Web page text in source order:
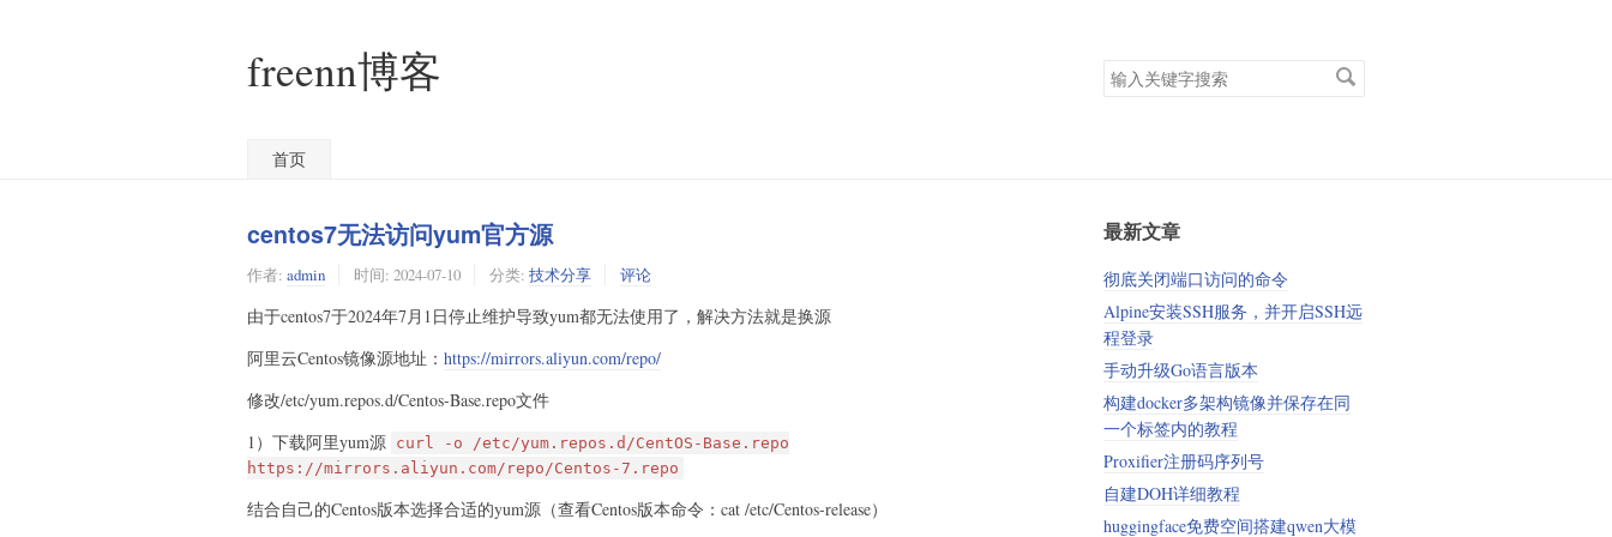
freenn博客
搜
索
首页
centos7无法访问yum官方源
作者: admin 时间: 2024-07-10 分类: 技术分享 评论
由于centos7于2024年7月1日停止维护导致yum都无法使用了，解决方法就是换源
阿里云Centos镜像源地址： https://mirrors.aliyun.com/repo/
修改/etc/yum.repos.d/Centos-Base.repo文件
1）下载阿里yum源 curl -o /etc/yum.repos.d/CentOS-Base.repo
https://mirrors.aliyun.com/repo/Centos-7.repo
结合自己的Centos版本选择合适的yum源（查看Centos版本命令：cat /etc/Centos-release）
最新文章
彻底关闭端口访问的命令
Alpine安装SSH服务，并开启SSH远
程登录
手动升级Go语言版本
构建docker多架构镜像并保存在同
一个标签内的教程
Proxifier注册码序列号
自建DOH详细教程
huggingface免费空间搭建qwen大模